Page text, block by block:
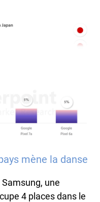
mène la danse
Samsung, une
4 places dans le